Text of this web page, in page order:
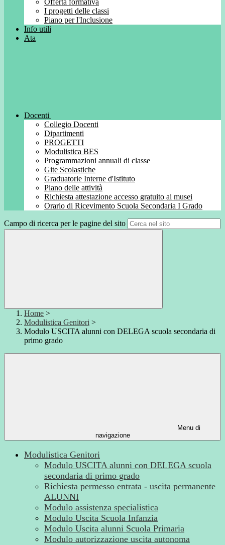
Offerta formativa
I progetti delle classi
Piano per l'Inclusione
Info utili
Ata
Docenti
Collegio Docenti
Dipartimenti
PROGETTI
Modulistica BES
Programmazioni annuali di classe
Gite Scolastiche
Graduatorie Interne d'Istituto
Piano delle attività
Richiesta attestazione accesso gratuito ai musei
Orario di Ricevimento Scuola Secondaria I Grado
Campo di ricerca per le pagine del sito
Home >
Modulistica Genitori >
Modulo USCITA alunni con DELEGA scuola secondaria di
primo grado
Menu di
navigazione
Modulistica Genitori
Modulo USCITA alunni con DELEGA scuola
secondaria di primo grado
Richiesta permesso entrata - uscita permanente
ALUNNI
Modulo assistenza specialistica
Modulo Uscita Scuola Infanzia
Modulo Uscita alunni Scuola Primaria
Modulo autorizzazione uscita autonoma